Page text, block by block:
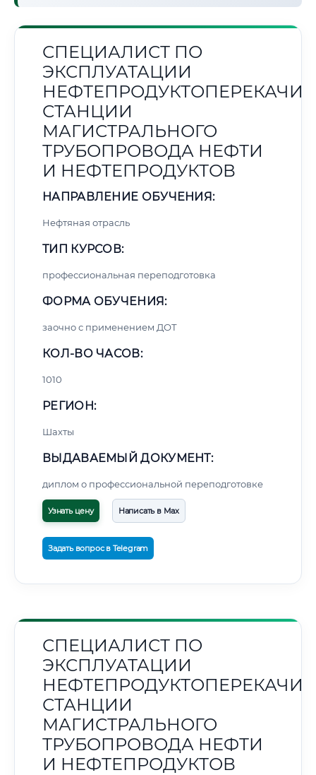
СПЕЦИАЛИСТ ПО
ЭКСПЛУАТАЦИИ
СТАНЦИИ
МАГИСТРАЛЬНОГО
ТРУБОПРОВОДА НЕФТИ
И НЕФТЕПРОДУКТОВ
НАПРАВЛЕНИЕ ОБУЧЕНИЯ:
Нефтяная отрасль
ТИП КУРСОВ:
профессиональная переподготовка
ФОРМА ОБУЧЕНИЯ:
заочно с применением ДОТ
КОЛ-ВО ЧАСОВ:
1010
РЕГИОН:
Шахты
ВЫДАВАЕМЫЙ ДОКУМЕНТ:
диплом о профессиональной переподготовке
Узнать цену Написать в Max
Задать вопрос в Telegram
СПЕЦИАЛИСТ ПО
ЭКСПЛУАТАЦИИ
СТАНЦИИ
МАГИСТРАЛЬНОГО
ТРУБОПРОВОДА НЕФТИ
И НЕФТЕПРОДУКТОВ